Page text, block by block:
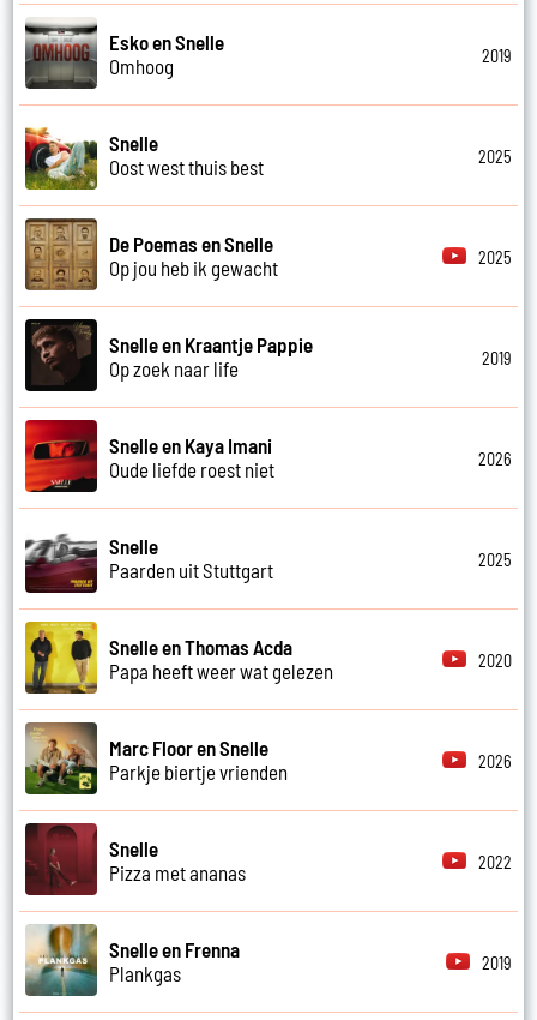
Esko en Snelle
Omhoog
2019
Snelle
Oost west thuis best
2025
De Poemas en Snelle
Op jou heb ik gewacht
2025
Snelle en Kraantje Pappie
Op zoek naar life
2019
Snelle en Kaya Imani
Oude liefde roest niet
2026
Snelle
Paarden uit Stuttgart
2025
Snelle en Thomas Acda
Papa heeft weer wat gelezen
2020
Marc Floor en Snelle
Parkje biertje vrienden
2026
Snelle
Pizza met ananas
2022
Snelle en Frenna
Plankgas
2019